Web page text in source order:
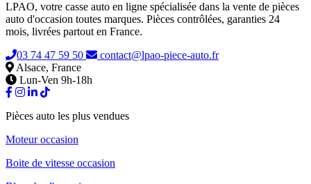
LPAO, votre casse auto en ligne spécialisée dans la vente de pièces
auto d'occasion toutes marques. Pièces contrôlées, garanties 24
mois, livrées partout en France.
03 74 47 59 50
contact@lpao-piece-auto.fr
Alsace, France
Lun-Ven 9h-18h
Pièces auto les plus vendues
Moteur occasion
Boite de vitesse occasion